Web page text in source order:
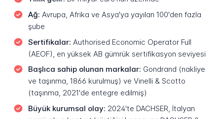
Ağ: Avrupa, Afrika ve Asya'ya yayılan 100'den fazla
şube
Sertifikalar: Authorised Economic Operator Full
(AEOF), en yüksek AB gümrük sertifikasyon seviyesi
Başlıca sahip olunan markalar: Gondrand (nakliye
ve taşınma, 1866 kurulmuş) ve Vinelli & Scotto
(taşınma, 2021'de entegre edilmiş)
Büyük kurumsal olay: 2024'te DACHSER, İtalyan